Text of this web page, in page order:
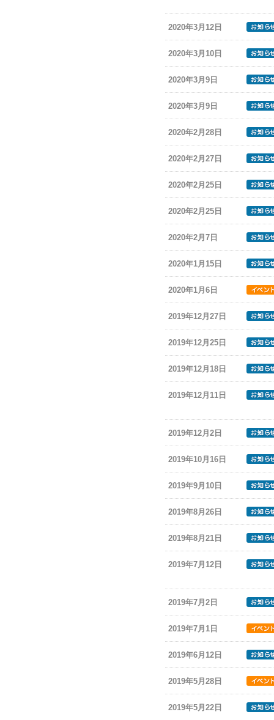
2020年3月12日
2020年3月10日
2020年3月9日
2020年3月9日
2020年2月28日
2020年2月27日
2020年2月25日
2020年2月25日
2020年2月7日
2020年1月15日
2020年1月6日
2019年12月27日
2019年12月25日
2019年12月18日
2019年12月11日
2019年12月2日
2019年10月16日
2019年9月10日
2019年8月26日
2019年8月21日
2019年7月12日
2019年7月2日
2019年7月1日
2019年6月12日
2019年5月28日
2019年5月22日